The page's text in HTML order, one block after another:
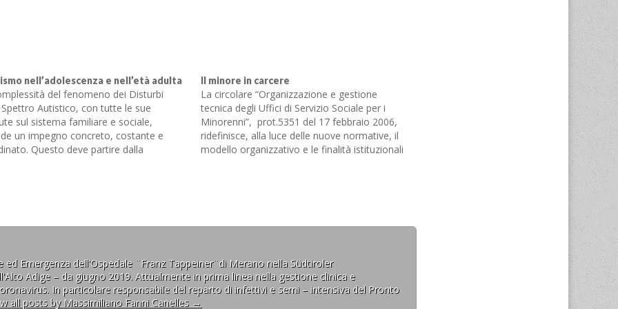
nell’adolescenza e nell’età adulta
del fenomeno dei Disturbi
Autistico, con tutte le sue
sul sistema familiare e sociale,
un impegno concreto, costante e
Questo deve partire dalla
Il minore in carcere
La circolare “Organizzazione e gestione
tecnica degli Uffici di Servizio Sociale per i
Minorenni”, prot.5351 del 17 febbraio 2006,
ridefinisce, alla luce delle nuove normative, il
modello organizzativo e le finalità istituzionali
Emergenza dell'Ospedale ¨Franz Tappeiner¨di Merano nella Südtiroler
Adige – da giugno 2019. Attualmente in prima linea nella gestione clinica e
In particolare responsabile del reparto di infettivi e semi – intensiva del Pronto
all posts by Massimiliano Fanni Canelles →